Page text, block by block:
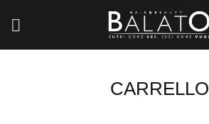
CARRELLO